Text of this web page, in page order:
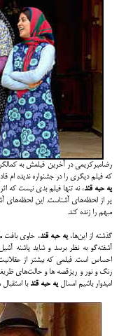
رضامیرکریمی در آخرین فیلمش به
که فیلم دیگری را در جشنواره ندیده ام
یه حبه قند، نه تنها فیلم بدی نیست که
پر از لحظه‌های آشناست. این لحظه‌های
مبهم را زنده کند.
گذشته از این‌ها،یه حبه قند، حاوی بافت
آشفته‌گو به نظر برسد و شاید پاشنه
احساس است. فیلمی که بیشتر از
رنگ و نور و ریزقصه ها و حالت‌های
امیدوار باشیم امسال یه حبه قند با